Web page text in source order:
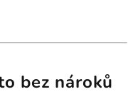
bez nároků